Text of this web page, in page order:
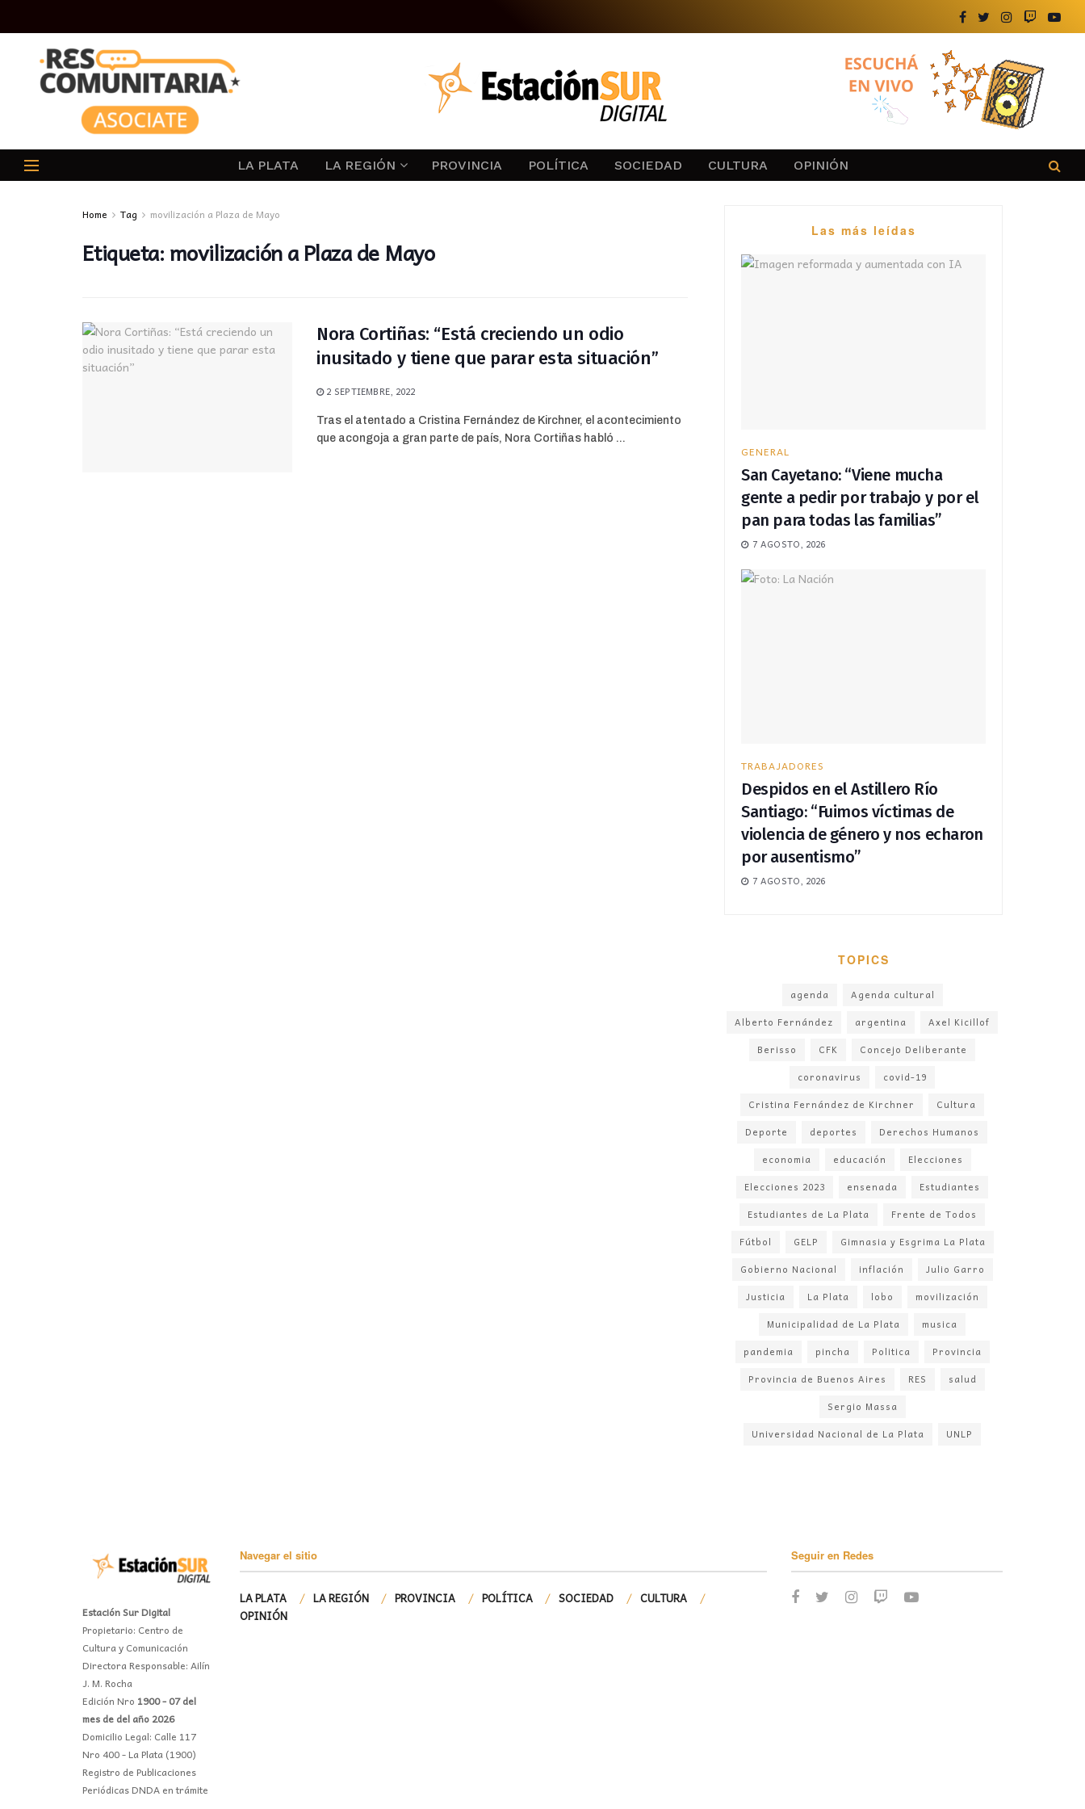
LA PLATA LA REGIÓN PROVINCIA POLÍTICA SOCIEDAD CULTURA OPINIÓN
Home Tag movilización a Plaza de Mayo
Etiqueta:movilización a Plaza de Mayo
Nora Cortiñas: “Está creciendo un odio
inusitado y tiene que parar esta situación”
2 SEPTIEMBRE, 2022
Tras el atentado a Cristina Fernández de Kirchner, el acontecimiento
que acongoja a gran parte de país, Nora Cortiñas habló ...
Las más leídas
GENERAL
San Cayetano: “Viene mucha
gente a pedir por trabajo y por el
pan para todas las familias”
7 AGOSTO, 2026
TRABAJADORES
Despidos en el Astillero Río
Santiago: “Fuimos víctimas de
violencia de género y nos echaron
por ausentismo”
7 AGOSTO, 2026
TOPICS
agenda
Agenda cultural
Alberto Fernández
argentina
Axel Kicillof
Berisso
CFK
Concejo Deliberante
coronavirus
covid-19
Cristina Fernández de Kirchner
Cultura
Deporte
deportes
Derechos Humanos
economia
educación
Elecciones
Elecciones 2023
ensenada
Estudiantes
Estudiantes de La Plata
Frente de Todos
Fútbol
GELP
Gimnasia y Esgrima La Plata
Gobierno Nacional
inflación
Julio Garro
Justicia
La Plata lobo
movilización
Municipalidad de La Plata
musica
pandemia
pincha Politica
Provincia
Provincia de Buenos Aires
RES
salud
Sergio Massa
Universidad Nacional de La Plata
UNLP
Estación Sur Digital
Propietario: Centro de
Cultura y Comunicación
Directora Responsable: Ailín
J. M. Rocha
Edición Nro 1900 - 07 del
mes de del año 2026
Domicilio Legal: Calle 117
Nro 400 - La Plata (1900)
Registro de Publicaciones
Periódicas DNDA en trámite
Navegar el sitio
LA PLATA LA REGIÓN PROVINCIA POLÍTICA SOCIEDAD
CULTURA
OPINIÓN
Seguir en Redes